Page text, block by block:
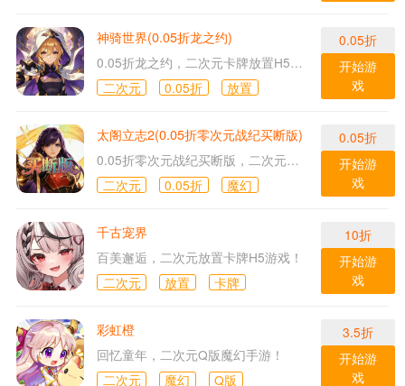
神骑世界(0.05折龙之约)
0.05折龙之约，二次元卡牌放置H5游戏！
二次元
0.05折 放置
0.05折
开始游
戏
太阁立志2(0.05折零次元战纪买断版)
0.05折零次元战纪买断版，二次元魔幻H5游戏！
二次元
0.05折 魔幻
0.05折
开始游
戏
千古宠界
百美邂逅，二次元放置卡牌H5游戏！
二次元
放置 卡牌
10折
开始游
戏
彩虹橙
回忆童年，二次元Q版魔幻手游！
二次元
魔幻 Q版
3.5折
开始游
戏